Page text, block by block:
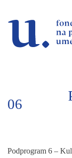
06
Podprogram 6 –